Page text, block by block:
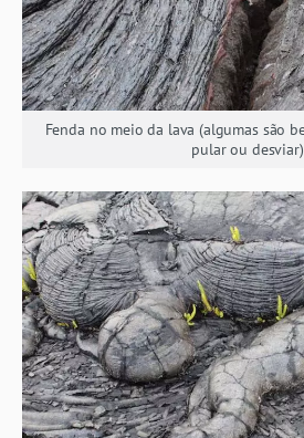
Fenda no meio da lava (algumas são
pular ou desviar)